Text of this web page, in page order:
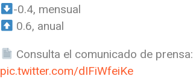
-0.4, mensual
0.6, anual
Consulta el comunicado de prensa:
pic.twitter.com/dIFiWfeiKe